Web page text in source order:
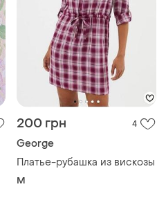
200 грн 4
George
Платье-рубашка из вискозы
M